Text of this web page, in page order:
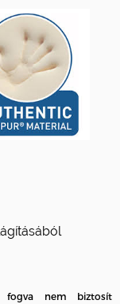
fogva nem biztosít